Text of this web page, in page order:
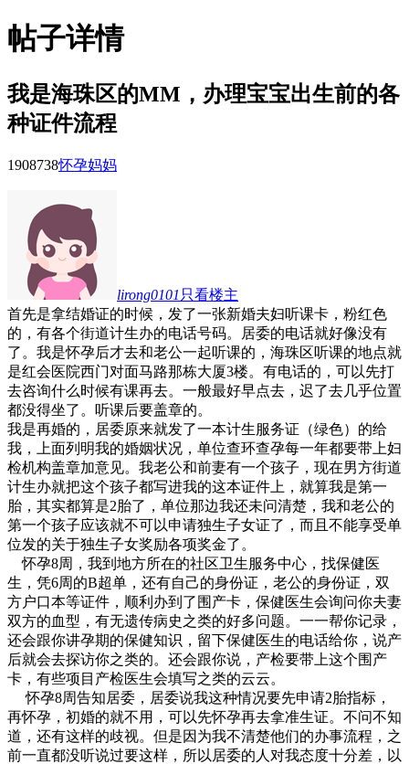
帖子详情
我是海珠区的MM，办理宝宝出生前的各
种证件流程
1908738怀孕妈妈
lirong0101 只看楼主
首先是拿结婚证的时候，发了一张新婚夫妇听课卡，粉红色
的，有各个街道计生办的电话号码。居委的电话就好像没有
了。我是怀孕后才去和老公一起听课的，海珠区听课的地点就
是红会医院西门对面马路那栋大厦3楼。有电话的，可以先打
去咨询什么时候有课再去。一般最好早点去，迟了去几乎位置
都没得坐了。听课后要盖章的。
我是再婚的，居委原来就发了一本计生服务证（绿色）的给
我，上面列明我的婚姻状况，单位查环查孕每一年都要带上妇
检机构盖章加意见。我老公和前妻有一个孩子，现在男方街道
计生办就把这个孩子都写进我的这本证件上，就算我是第一
胎，其实都算是2胎了，单位那边我还未问清楚，我和老公的
第一个孩子应该就不可以申请独生子女证了，而且不能享受单
位发的关于独生子女奖励各项奖金了。
怀孕8周，我到地方所在的社区卫生服务中心，找保健医
生，凭6周的B超单，还有自己的身份证，老公的身份证，双
方户口本等证件，顺利办到了围产卡，保健医生会询问你夫妻
双方的血型，有无遗传病史之类的好多问题。一一帮你记录，
还会跟你讲孕期的保健知识，留下保健医生的电话给你，说产
后就会去探访你之类的。还会跟你说，产检要带上这个围产
卡，有些项目产检医生会填写之类的云云。
怀孕8周告知居委，居委说我这种情况要先申请2胎指标，
再怀孕，初婚的就不用，可以先怀孕再去拿准生证。不问不知
道，还有这样的歧视。但是因为我不清楚他们的办事流程，之
前一直都没听说过要这样，所以居委的人对我态度十分差，以